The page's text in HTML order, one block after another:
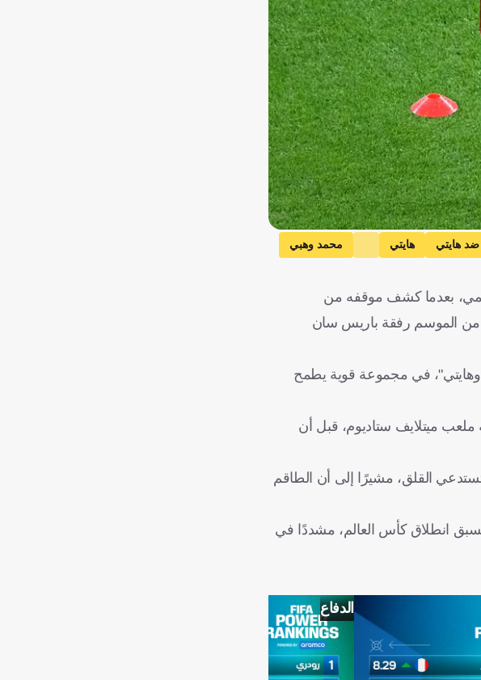
هايتي هايتي
محمد وهبي
هنغاريا كرة قدم
بعدما كشف موقفه من
الأخيرة من الموسم رفقة باريس سان
واسكتلندا وهايتي"، في مجموعة قوية يطمح
مرتقبة أمام منتخب البرازيل يوم 13 يونيو على أرضية ملعب ميتلايف ستاديوم، قبل أن
القلق، مشيرًا إلى أن الطاقم
انطلاق كأس العالم، مشددًا في
الدفاع